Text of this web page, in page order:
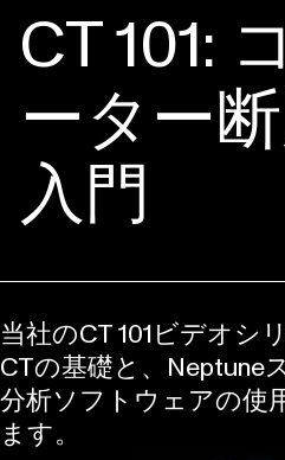
CT 101:
ーター
入門
当社のCT 101ビデオシ
CTの基礎と、Neptune
分析ソフトウェアの使
ます。